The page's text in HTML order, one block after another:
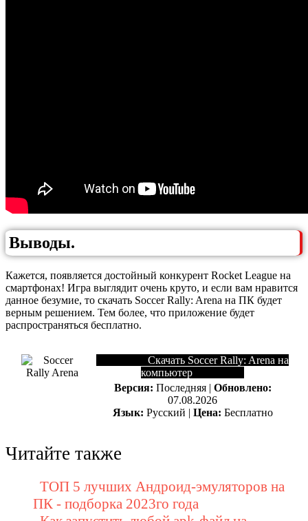
Выводы.
Кажется, появляется достойный конкурент Rocket League на
смартфонах! Игра выглядит очень круто, и если вам нравится
данное безумие, то скачать Soccer Rally: Arena на ПК будет
верным решением. Тем более, что приложение будет
распространяться бесплатно.
Скачать Soccer Rally: Arena на
компьютер
Версия: Последняя | Обновлено:
07.08.2026
Язык: Русский | Цена: Бесплатно
Читайте также
ТОП 5 лучших Андроид-эмуляторов на
ПК - подборка 2023го года